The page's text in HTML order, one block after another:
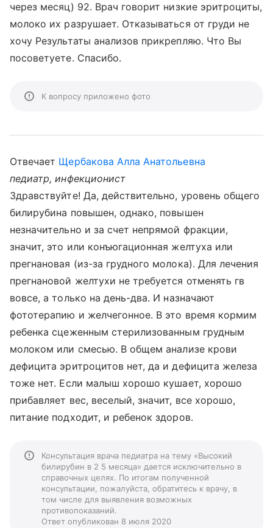
через месяц) 92. Врач говорит низкие эритроциты,
молоко их разрушает. Отказываться от груди не
хочу Результаты анализов прикрепляю. Что Вы
посоветуете. Спасибо.
К вопросу приложено фото
Отвечает Щербакова Алла Анатольевна
педиатр, инфекционист
Здравствуйте! Да, действительно, уровень общего
билирубина повышен, однако, повышен
незначительно и за счет непрямой фракции,
значит, это или конъюгационная желтуха или
прегнановая (из-за грудного молока). Для лечения
прегнановой желтухи не требуется отменять гв
вовсе, а только на день-два. И назначают
фототерапию и желчегонное. В это время кормим
ребенка сцеженным стерилизованным грудным
молоком или смесью. В общем анализе крови
дефицита эритроцитов нет, да и дефицита железа
тоже нет. Если малыш хорошо кушает, хорошо
прибавляет вес, веселый, значит, все хорошо,
питание подходит, и ребенок здоров.
Консультация врача педиатра на тему «Высокий
билирубин в 2 5 месяца» дается исключительно в
справочных целях. По итогам полученной
консультации, пожалуйста, обратитесь к врачу, в
том числе для выявления возможных
противопоказаний.
Ответ опубликован 8 июля 2020